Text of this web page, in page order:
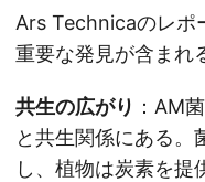
Ars Technicaのレポ
重要な発見が含まれ
共生の広がり ：AM
と共生関係にある。
し、植物は炭素を提